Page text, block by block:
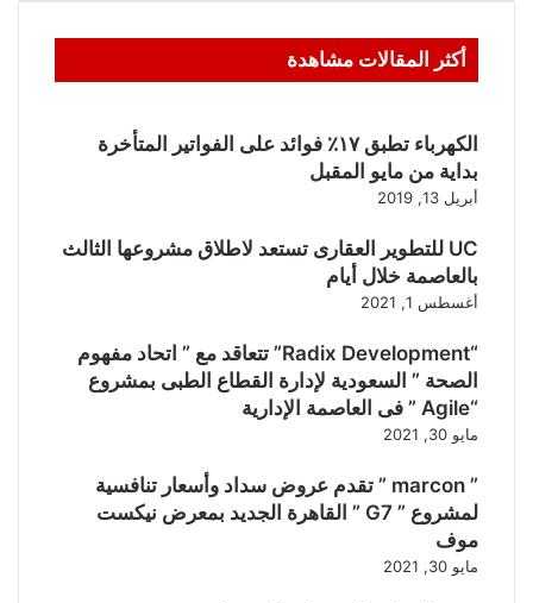
أكثر المقالات مشاهدة
الكهرباء تطبق ١٧٪ فوائد على الفواتير المتأخرة
بداية من مايو المقبل
أبريل 13, 2019
UC للتطوير العقارى تستعد لاطلاق مشروعها الثالث
بالعاصمة خلال أيام
أغسطس 1, 2021
“Radix Development” تتعاقد مع ” اتحاد مفهوم
الصحة ” السعودية لإدارة القطاع الطبى بمشروع
“Agile ” فى العاصمة الإدارية
مايو 30, 2021
” marcon ” تقدم عروض سداد وأسعار تنافسية
لمشروع ” G7 ” القاهرة الجديد بمعرض نيكست
موف
مايو 30, 2021